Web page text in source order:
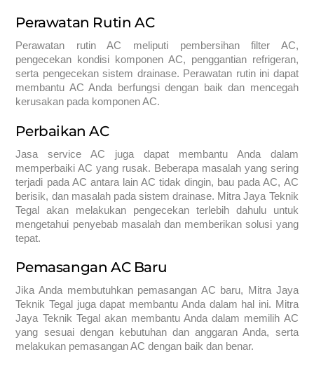
Perawatan Rutin AC
Perawatan rutin AC meliputi pembersihan filter AC,
pengecekan kondisi komponen AC, penggantian refrigeran,
serta pengecekan sistem drainase. Perawatan rutin ini dapat
membantu AC Anda berfungsi dengan baik dan mencegah
kerusakan pada komponen AC.
Perbaikan AC
Jasa service AC juga dapat membantu Anda dalam
memperbaiki AC yang rusak. Beberapa masalah yang sering
terjadi pada AC antara lain AC tidak dingin, bau pada AC, AC
berisik, dan masalah pada sistem drainase. Mitra Jaya Teknik
Tegal akan melakukan pengecekan terlebih dahulu untuk
mengetahui penyebab masalah dan memberikan solusi yang
tepat.
Pemasangan AC Baru
Jika Anda membutuhkan pemasangan AC baru, Mitra Jaya
Teknik Tegal juga dapat membantu Anda dalam hal ini. Mitra
Jaya Teknik Tegal akan membantu Anda dalam memilih AC
yang sesuai dengan kebutuhan dan anggaran Anda, serta
melakukan pemasangan AC dengan baik dan benar.